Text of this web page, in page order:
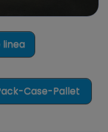
linea
Case-Pallet